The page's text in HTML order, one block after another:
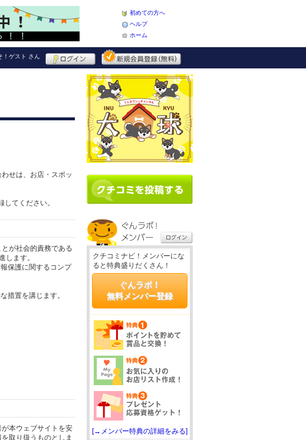
初めての方へ
ヘルプ
ホーム
！ ゲスト さん
せは、お店・スポッ
てください。
が社会的責務である
します。
保護に関するコンプ
措置を講じます。
本ウェブサイトを安
取り扱うものとしま
クチコミナビ！メンバーにな
ると特典盛りだくさん！
ぐんラボ！
無料メンバー登録
[→メンバー特典の詳細をみる]